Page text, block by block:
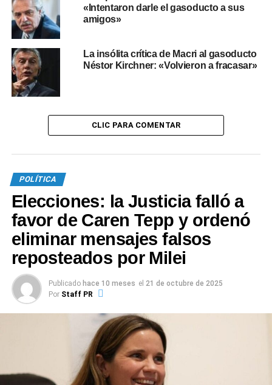
MAURICIO MACRI
SIGUIENTE
«Reclaman por el fin de la dictadura»
NO TE PIERDAS
Fernández: «Si realmente nos preocupa Cuba,
«Intentaron darle el gasoducto a sus
amigos»
La insólita crítica de Macri al gasoducto
Néstor Kirchner: «Volvieron a fracasar»
CLIC PARA COMENTAR
POLÍTICA
Elecciones: la Justicia falló a
favor de Caren Tepp y ordenó
eliminar mensajes falsos
reposteados por Milei
Publicado hace 10 meses el 21 de octubre de 2025
Por Staff PR